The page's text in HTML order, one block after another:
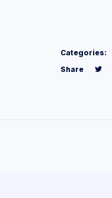
Categories:
Share